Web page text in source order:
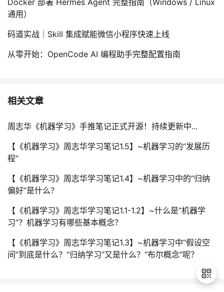
Docker 部署 Hermes Agent 完整指南（Windows / Linux
通用）
码道实战｜Skill 集成赋能微信小程序快速上线
从零开始：OpenCode AI 编程助手完整配置指南
相关文章
周志华《机器学习》手推笔记正式开源！持续更新中...
【《机器学习》周志华学习笔记1.5】~机器学习的“发展历
程”
【《机器学习》周志华学习笔记1.4】~机器学习中的“归纳
偏好”是什么？
【《机器学习》周志华学习笔记1.1-1.2】~什么是“机器学
习”？机器学习有哪些基本概念？
【《机器学习》周志华学习笔记1.3】~机器学习中“假设空
间”到底是什么？“归纳学习”又是什么？“布尔概念”呢？